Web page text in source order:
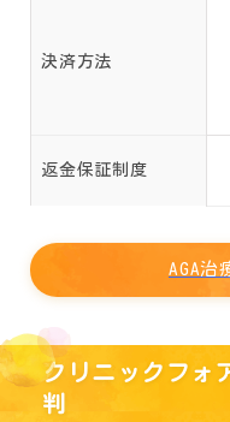
決済方法
返金保証制度
AGA治
クリニックフォ
判